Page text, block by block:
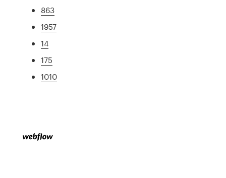
863
1957
14
175
1010